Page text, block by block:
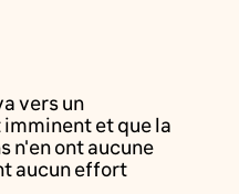
vers un
et que la
n'en ont aucune
aucun effort